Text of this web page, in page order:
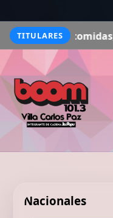
TITULARESsu fuerza
Nacionales